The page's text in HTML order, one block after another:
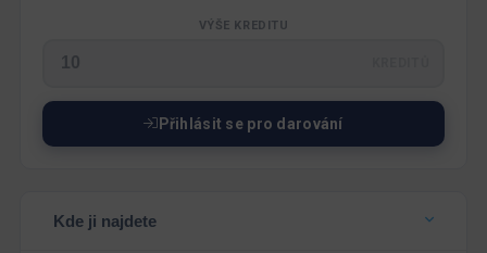
VÝŠE KREDITU
Přihlásit se pro darování
Kde ji najdete